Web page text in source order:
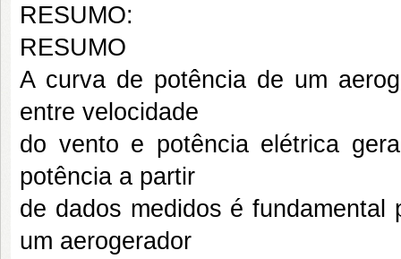
RESUMO:
RESUMO
A curva de potência de um
entre velocidade
do vento e potência elétrica
potência a partir
de dados medidos é
um aerogerador